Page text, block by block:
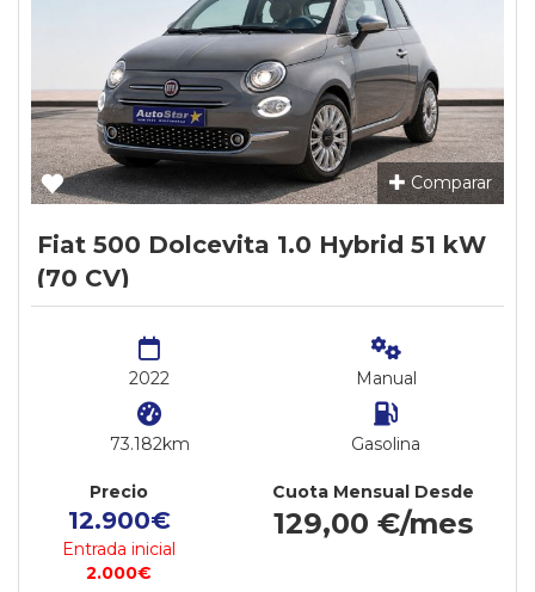
Comparar
Fiat 500 Dolcevita 1.0 Hybrid 51 kW
(70 CV)
2022
73.182km
Manual
Gasolina
Precio
12.900€
Entrada inicial
2.000€
Cuota Mensual Desde
129,00 €/mes